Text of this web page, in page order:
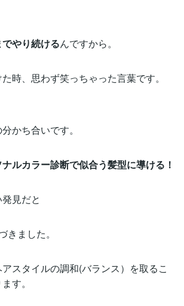
やり続けるんですから。
時、思わず笑っちゃった言葉です。
かち合いです。
ルカラー診断で似合う髪型に導ける！
見だと
きました。
スタイルの調和(バランス）を取るこ
す。